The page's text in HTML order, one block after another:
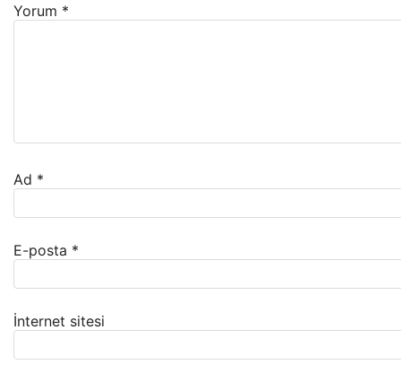
Yorum *
Ad *
E-posta *
İnternet sitesi